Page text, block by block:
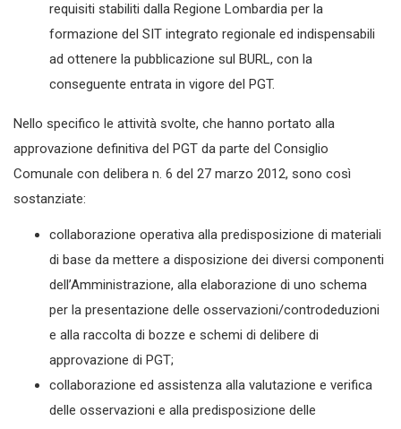
requisiti stabiliti dalla Regione Lombardia per la
formazione del SIT integrato regionale ed indispensabili
ad ottenere la pubblicazione sul BURL, con la
conseguente entrata in vigore del PGT.
Nello specifico le attività svolte, che hanno portato alla
approvazione definitiva del PGT da parte del Consiglio
Comunale con delibera n. 6 del 27 marzo 2012, sono così
sostanziate:
collaborazione operativa alla predisposizione di materiali
di base da mettere a disposizione dei diversi componenti
dell’Amministrazione, alla elaborazione di uno schema
per la presentazione delle osservazioni/controdeduzioni
e alla raccolta di bozze e schemi di delibere di
approvazione di PGT;
collaborazione ed assistenza alla valutazione e verifica
delle osservazioni e alla predisposizione delle